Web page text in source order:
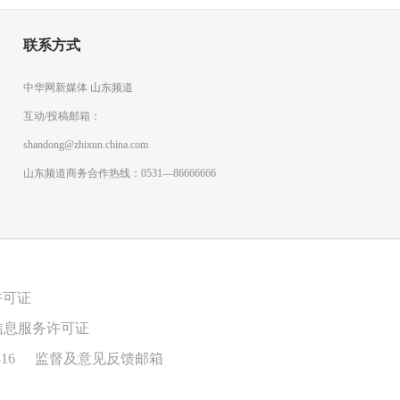
联系方式
中华网新媒体 山东频道
互动/投稿邮箱：
shandong@zhixun.china.com
山东频道商务合作热线：0531—86666666
证
服务许可证
监督及意见反馈邮箱